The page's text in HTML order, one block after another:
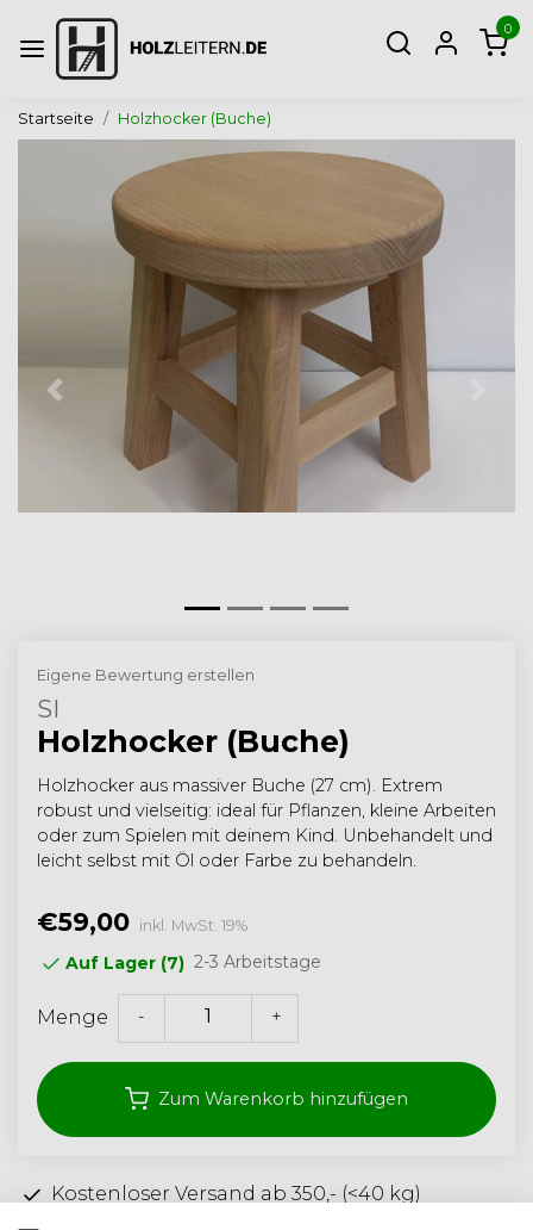
0
Startseite Holzhocker (Buche)
Zurück
Eigene Bewertung erstellen
SI
Holzhocker (Buche)
Holzhocker aus massiver Buche (27 cm). Extrem
robust und vielseitig: ideal für Pflanzen, kleine Arbeiten
oder zum Spielen mit deinem Kind. Unbehandelt und
leicht selbst mit Öl oder Farbe zu behandeln.
€59,00 inkl. MwSt. 19%
Auf Lager (7) 2-3 Arbeitstage
Menge - +
Zum Warenkorb hinzufügen
Kostenloser Versand ab 350,- (<40 kg)